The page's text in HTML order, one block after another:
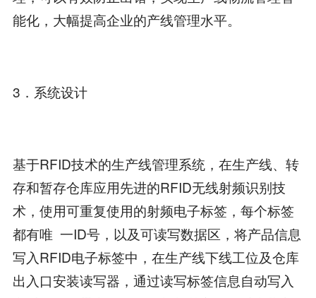
能化，大幅提高企业的产线管理水平。
3．系统设计
基于RFID技术的生产线管理系统，在生产线、转
存和暂存仓库应用先进的RFID无线射频识别技
术，使用可重复使用的射频电子标签，每个标签
都有唯 一ID号，以及可读写数据区，将产品信息
写入RFID电子标签中，在生产线下线工位及仓库
出入口安装读写器，通过读写标签信息自动写入